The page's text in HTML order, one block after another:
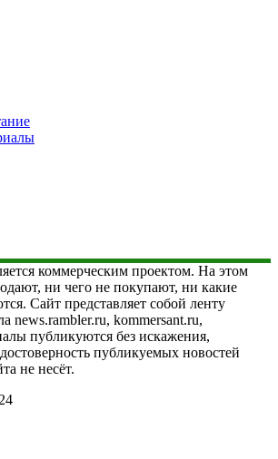
коммерческим проектом. На этом
ни чего не покупают, ни какие
Сайт представляет собой ленту
news.rambler.ru, kommersant.ru,
публикуются без искажения,
достоверность публикуемых новостей
не несёт.